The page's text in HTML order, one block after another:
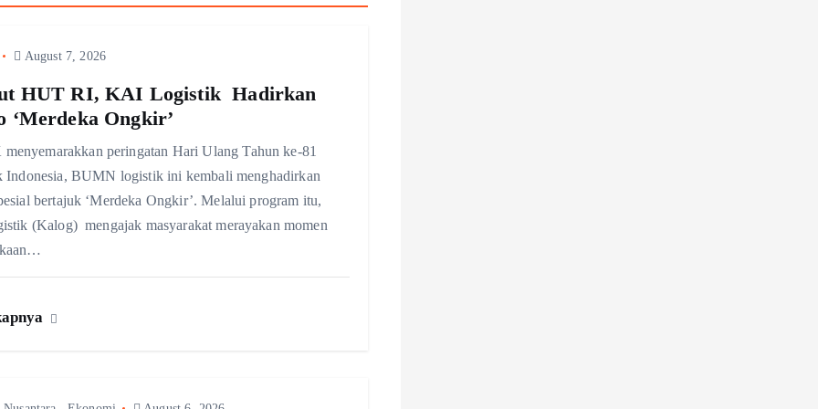
August 7, 2026
HUT RI, KAI Logistik Hadirkan
‘Merdeka Ongkir’
peringatan Hari Ulang Tahun ke-81
Indonesia, BUMN logistik ini kembali menghadirkan
bertajuk ‘Merdeka Ongkir’. Melalui program itu,
(Kalog) mengajak masyarakat merayakan momen